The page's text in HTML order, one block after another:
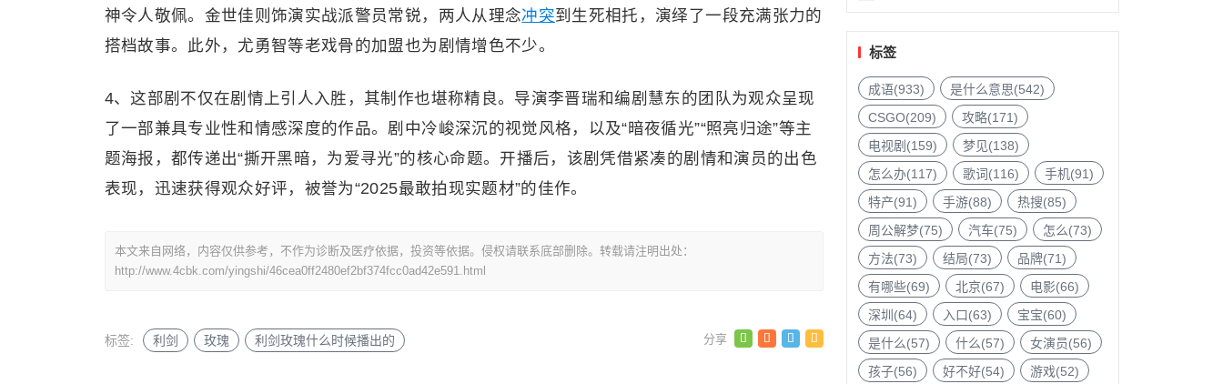
神令人敬佩。金世佳则饰演实战派警员常锐，两人从理念冲突到生死相托，演绎了一段充满张力的
搭档故事。此外，尤勇智等老戏骨的加盟也为剧情增色不少。
4、这部剧不仅在剧情上引人入胜，其制作也堪称精良。导演李晋瑞和编剧慧东的团队为观众呈现
了一部兼具专业性和情感深度的作品。剧中冷峻深沉的视觉风格，以及“暗夜循光”“照亮归途”等主
题海报，都传递出“撕开黑暗，为爱寻光”的核心命题。开播后，该剧凭借紧凑的剧情和演员的出色
表现，迅速获得观众好评，被誉为“2025最敢拍现实题材”的佳作。
本文来自网络，内容仅供参考，不作为诊断及医疗依据，投资等依据。侵权请联系底部删除。转载请注明出处：
http://www.4cbk.com/yingshi/46cea0ff2480ef2bf374fcc0ad42e591.html
标签: 利剑 玫瑰 利剑玫瑰什么时候播出的
标签
成语(933)
是什么意思(542)
CSGO(209)
攻略(171)
电视剧(159)
梦见(138)
怎么办(117)
歌词(116)
手机(91)
特产(91)
手游(88)
热搜(85)
周公解梦(75)
汽车(75)
怎么(73)
方法(73)
结局(73)
品牌(71)
有哪些(69)
北京(67)
电影(66)
深圳(64)
入口(63)
宝宝(60)
是什么(57)
什么(57)
女演员(56)
孩子(56)
好不好(54) 游戏(52)